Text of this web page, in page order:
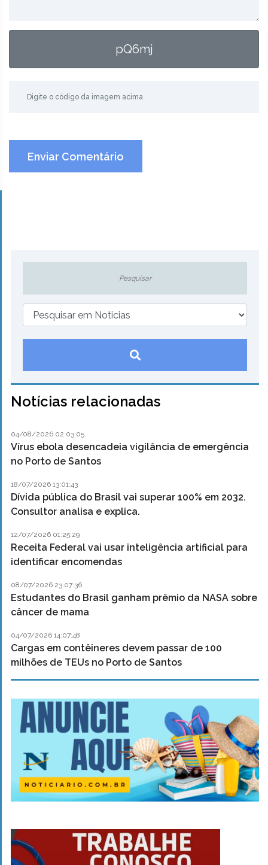
pQ6mj
Enviar Comentário
Notícias relacionadas
04/08/2026 02:03:05
Vírus ebola desencadeia vigilância de emergência
no Porto de Santos
18/07/2026 13:01:43
Dívida pública do Brasil vai superar 100% em 2032.
Consultor analisa e explica.
12/07/2026 01:25:29
Receita Federal vai usar inteligência artificial para
identificar encomendas
08/07/2026 23:07:36
Estudantes do Brasil ganham prêmio da NASA sobre
câncer de mama
04/07/2026 14:07:48
Cargas em contêineres devem passar de 100
milhões de TEUs no Porto de Santos